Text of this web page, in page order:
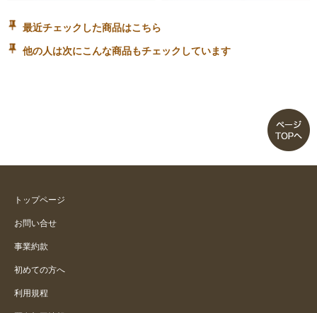
最近チェックした商品はこちら
他の人は次にこんな商品もチェックしています
トップページ
お問い合せ
事業約款
初めての方へ
利用規程